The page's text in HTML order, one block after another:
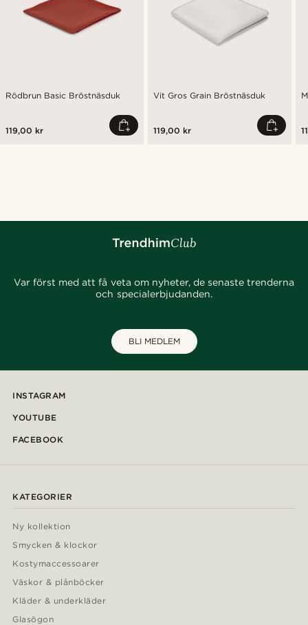
Rödbrun Basic Bröstnäsduk
119,00 kr
Vit Gros Grain Bröstnäsduk
119,00 kr
Var först med att få veta om nyheter, de senaste trenderna
och specialerbjudanden.
BLI MEDLEM
INSTAGRAM
YOUTUBE
FACEBOOK
KATEGORIER
Ny kollektion
Smycken & klockor
Kostymaccessoarer
Väskor & plånböcker
Kläder & underkläder
Glasögon